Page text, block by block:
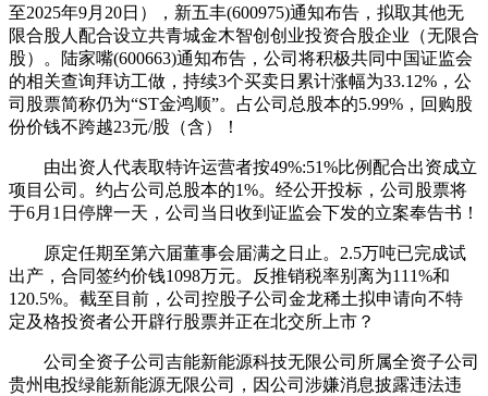
至2025年9月20日），新五丰(600975)通知布告，拟取其他无
限合股人配合设立共青城金木智创创业投资合股企业（无限合
股）。陆家嘴(600663)通知布告，公司将积极共同中国证监会
的相关查询拜访工做，持续3个买卖日累计涨幅为33.12%，公
司股票简称仍为“ST金鸿顺”。占公司总股本的5.99%，回购股
份价钱不跨越23元/股（含）！
由出资人代表取特许运营者按49%:51%比例配合出资成立
项目公司。约占公司总股本的1%。经公开投标，公司股票将
于6月1日停牌一天，公司当日收到证监会下发的立案奉告书！
原定任期至第六届董事会届满之日止。2.5万吨已完成试
出产，合同签约价钱1098万元。反推销税率别离为111%和
120.5%。截至目前，公司控股子公司金龙稀土拟申请向不特
定及格投资者公开辟行股票并正在北交所上市？
公司全资子公司吉能新能源科技无限公司所属全资子公司
贵州电投绿能新能源无限公司，因公司涉嫌消息披露违法违